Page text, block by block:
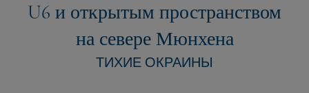
U6 и открытым пространством
на севере Мюнхена
ТИХИЕ ОКРАИНЫ